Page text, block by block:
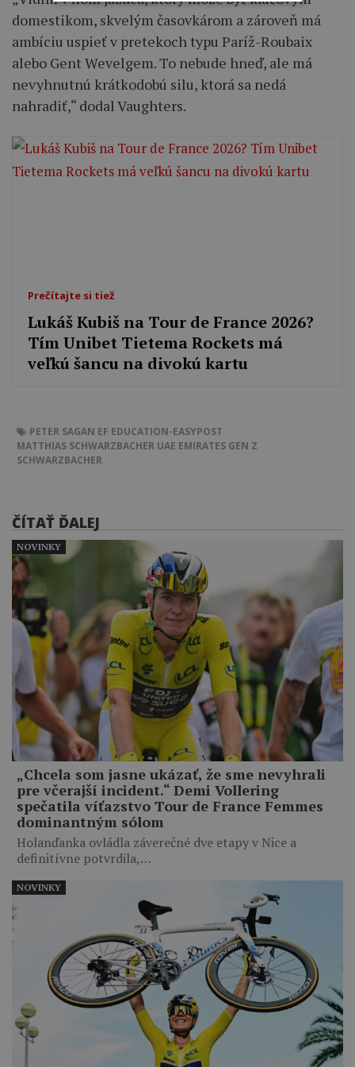
domestikom, skvelým časovkárom a zároveň má
ambíciu uspieť v pretekoch typu Paríž-Roubaix
alebo Gent Wevelgem. To nebude hneď, ale má
nevyhnutnú krátkodobú silu, ktorá sa nedá
nahradiť,“ dodal Vaughters.
Prečítajte si tiež
Lukáš Kubiš na Tour de France 2026?
Tím Unibet Tietema Rockets má
veľkú šancu na divokú kartu
PETER SAGAN EF EDUCATION-EASYPOST
MATTHIAS SCHWARZBACHER UAE EMIRATES GEN Z
SCHWARZBACHER
ČÍTAŤ ĎALEJ
„Chcela som jasne ukázať, že sme nevyhrali
pre včerajší incident.“ Demi Vollering
spečatila víťazstvo Tour de France Femmes
dominantným sólom
Holanďanka ovládla záverečné dve etapy v Nice a
definitívne potvrdila,…
NOVINKY
NOVINKY